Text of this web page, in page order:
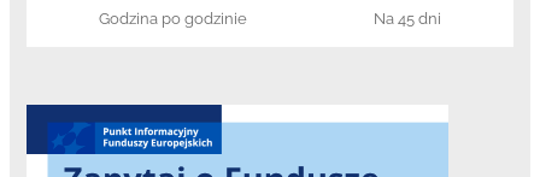
Godzina po godzinie Na 45 dni